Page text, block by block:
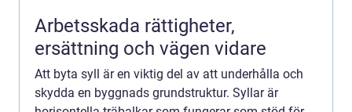
Arbetsskada rättigheter,
ersättning och vägen vidare
Att byta syll är en viktig del av att underhålla och
skydda en byggnads grundstruktur. Syllar är